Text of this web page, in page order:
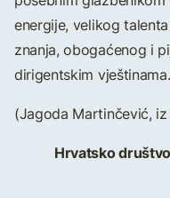
energije, velikog
znanja, obogaćenog i
dirigentskim
(Jagoda Martinčević,
Hrvatsko